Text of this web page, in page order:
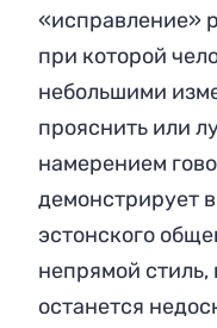
«исправление»
при которой
небольшими
прояснить или
намерением
демонстрирует
эстонского
непрямой стиль,
останется